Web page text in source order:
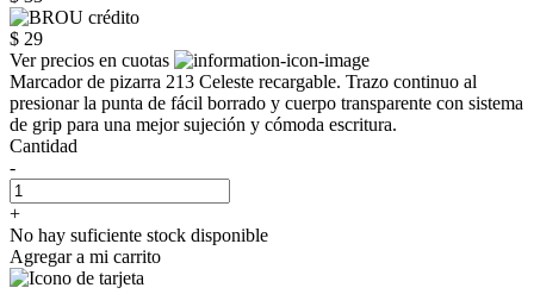
$ 29
Ver precios en cuotas
Marcador de pizarra 213 Celeste recargable. Trazo continuo al
presionar la punta de fácil borrado y cuerpo transparente con sistema
de grip para una mejor sujeción y cómoda escritura.
Cantidad
-
+
No hay suficiente stock disponible
Agregar a mi carrito